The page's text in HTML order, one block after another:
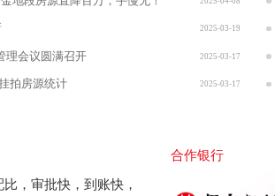
升级，更是公司实力的提升和战略布局的拓展。它承载着我们的梦
至上，品质第一”的经营理念，不断提升服务质量，优化产品结构，
案我们深知，公司的发展离不开每一位客户的支持与信任，也离不
待与您携手共进，共创更加美好的明天！新办公地址:“法辅在线”的
2025-03-19
理会议圆满召开 2025-03-17
拍房源统计 2025-03-17
，审批快，到账快，
合作银行